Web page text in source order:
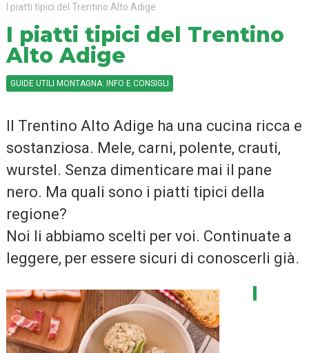
I piatti tipici del Trentino Alto Adige
I piatti tipici del Trentino
Alto Adige
GUIDE UTILI MONTAGNA: INFO E CONSIGLI
Il Trentino Alto Adige ha una cucina ricca e
sostanziosa. Mele, carni, polente, crauti,
wurstel. Senza dimenticare mai il pane
nero. Ma quali sono i piatti tipici della
regione?
Noi li abbiamo scelti per voi. Continuate a
leggere, per essere sicuri di conoscerli già.
I